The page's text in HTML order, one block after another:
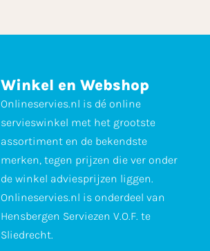
Winkel en Webshop
Onlineservies.nl is dé online
servieswinkel met het grootste
assortiment en de bekendste
merken, tegen prijzen die ver onder
de winkel adviesprijzen liggen.
Onlineservies.nl is onderdeel van
Hensbergen Serviezen V.O.F. te
Sliedrecht.